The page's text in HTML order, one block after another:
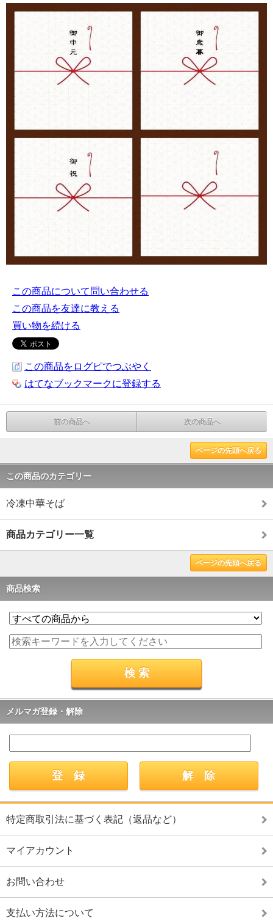
この商品について問い合わせる
この商品を友達に教える
買い物を続ける
この商品をログピでつぶやく
はてなブックマークに登録する
前の商品へ 次の商品へ
ページの先頭へ戻る
この商品のカテゴリー
冷凍中華そば
商品カテゴリー一覧
ページの先頭へ戻る
商品検索
メルマガ登録・解除
特定商取引法に基づく表記（返品など）
マイアカウント
お問い合わせ
支払い方法について